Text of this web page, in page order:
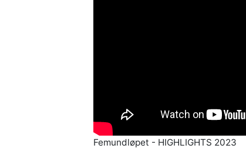
Femundløpet - HIGHLIGHTS 2023